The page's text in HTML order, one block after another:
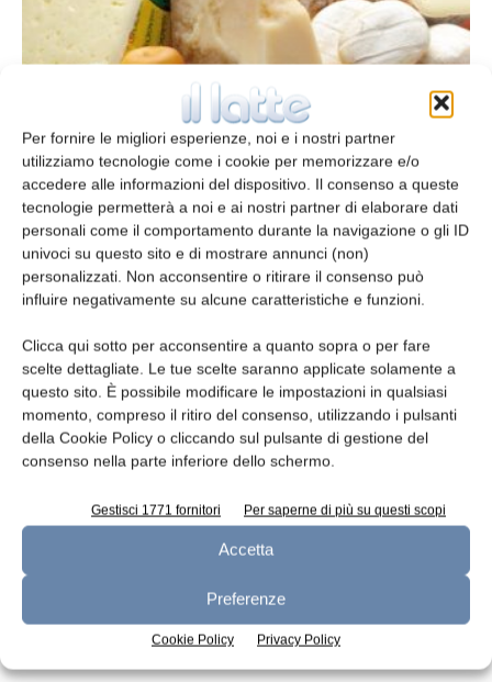
Per fornire le migliori esperienze, noi e i nostri partner
utilizziamo tecnologie come i cookie per memorizzare e/o
accedere alle informazioni del dispositivo. Il consenso a queste
tecnologie permetterà a noi e ai nostri partner di elaborare dati
personali come il comportamento durante la navigazione o gli ID
univoci su questo sito e di mostrare annunci (non)
personalizzati. Non acconsentire o ritirare il consenso può
influire negativamente su alcune caratteristiche e funzioni.
Clicca qui sotto per acconsentire a quanto sopra o per fare
scelte dettagliate. Le tue scelte saranno applicate solamente a
questo sito. È possibile modificare le impostazioni in qualsiasi
momento, compreso il ritiro del consenso, utilizzando i pulsanti
della Cookie Policy o cliccando sul pulsante di gestione del
consenso nella parte inferiore dello schermo.
Gestisci 1771 fornitori Per saperne di più su questi scopi
Accetta
Preferenze
Cookie Policy Privacy Policy
Studio sull’efficacia del naso elettronico
redazione 19 Giugno 2013
Leggi la rivista
n.7 - Luglio 2026 n.6 - Giugno 2026